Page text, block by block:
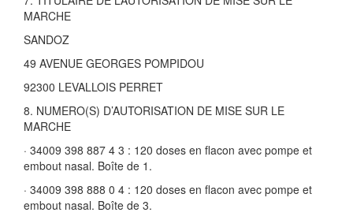
MARCHE
SANDOZ
49 AVENUE GEORGES POMPIDOU
92300 LEVALLOIS PERRET
8. NUMERO(S) D’AUTORISATION DE MISE SUR LE
MARCHE
· 34009 398 887 4 3 : 120 doses en flacon avec pompe et
embout nasal. Boîte de 1.
· 34009 398 888 0 4 : 120 doses en flacon avec pompe et
embout nasal. Boîte de 3.